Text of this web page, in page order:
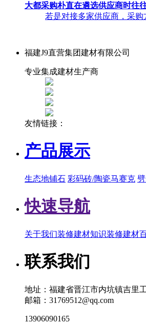
大都采购朴直在遴选供应商时往
若是对接多家供应商，采
福建J9直营集团建材有限公司
专业集成建材生产商
友情链接：
产品展示
生态地铺石 彩码砖/陶瓷马赛克
快速导航
关于我们装修建材知识装修建材
联系我们
地址：福建省晋江市内坑镇吉里
邮箱：31769512@qq.com
13906090165